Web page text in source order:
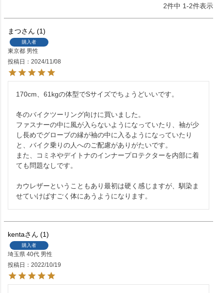
2件中 1-2件表示
まつ 1
購入者
東京都 男性
投稿日
2024/11/08
170cm、61kgの体型でSサイズでちょうどいいです。
冬のバイクツーリング向けに買いました。
ファスナーの中に風が入らないようになっていたり、袖が少
し長めでグローブの縁が袖の中に入るようになっていたり
と、バイク乗りの人へのご配慮がありがたいです。
また、コミネやデイトナのインナープロテクターを内部に着
ても問題なしです。
カウレザーということもあり最初は硬く感じますが、馴染ま
kenta 1
購入者
埼玉県 40代 男性
投稿日
2022/10/19